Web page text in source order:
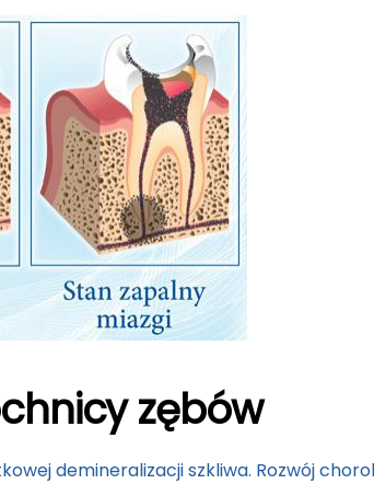
zębów
demineralizacji szkliwa. Rozwój